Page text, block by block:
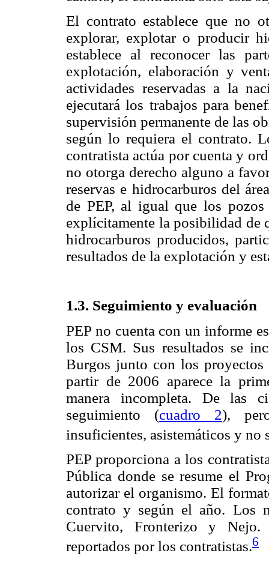
El contrato establece que no
explorar, explotar o producir
establece al reconocer las
explotación, elaboración y
actividades reservadas a la
ejecutará los trabajos para
supervisión permanente de las
según lo requiera el contrato.
contratista actúa por cuenta y
no otorga derecho alguno a
reservas e hidrocarburos del
de PEP, al igual que los
explícitamente la posibilidad de
hidrocarburos producidos,
resultados de la explotación y
1.3. Seguimiento y evaluación
PEP no cuenta con un informe
los CSM. Sus resultados se
Burgos junto con los
partir de 2006 aparece la
manera incompleta. De las
seguimiento (cuadro 2),
insuficientes, asistemáticos y no
PEP proporciona a los
Pública donde se resume el
autorizar el organismo. El
contrato y según el año. Los
Cuervito, Fronterizo y Nejo.
reportados por los contratistas.6